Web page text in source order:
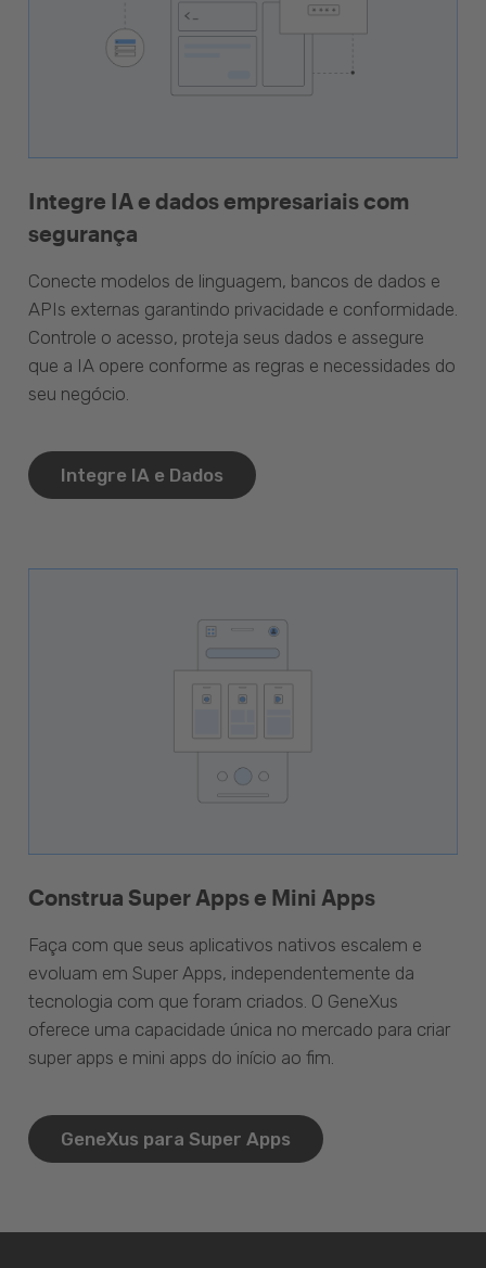
Integre IA e dados empresariais com
segurança
Conecte modelos de linguagem, bancos de dados e
APIs externas garantindo privacidade e conformidade.
Controle o acesso, proteja seus dados e assegure
que a IA opere conforme as regras e necessidades do
seu negócio.
Integre IA e Dados
Construa Super Apps e Mini Apps
Faça com que seus aplicativos nativos escalem e
evoluam em Super Apps, independentemente da
tecnologia com que foram criados. O GeneXus
oferece uma capacidade única no mercado para criar
super apps e mini apps do início ao fim.
GeneXus para Super Apps